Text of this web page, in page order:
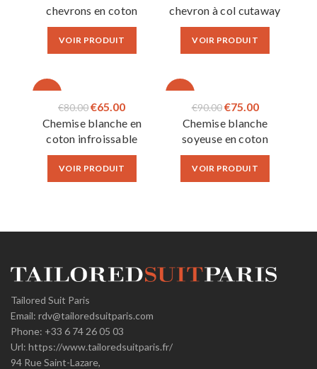
initial
était :
actuel
est :
chevrons en coton
égyptien
VOIR PRODUIT
initial
était :
actuel
est :
chevron à col cutaway
VOIR PRODUIT
-19%
€80.00Le
prix
initial
était :
€65.00Le
prix
actuel
est :
Chemise blanche en
coton infroissable
VOIR PRODUIT
-17%
€90.00 Le
prix
initial
était :
€75.00Le
prix
actuel
est :
Chemise blanche
soyeuse en coton
égyptien
VOIR PRODUIT
Tailored Suit Paris
Email: rdv@tailoredsuitparis.com
Phone: +33 6 74 26 05 03
Url: https://www.tailoredsuitparis.fr/
94 Rue Saint-Lazare,